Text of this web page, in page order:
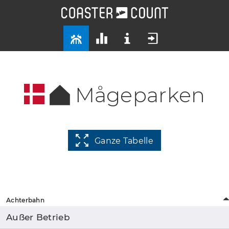
Mågeparken
Ganze Tabelle
Achterbahn
Außer Betrieb